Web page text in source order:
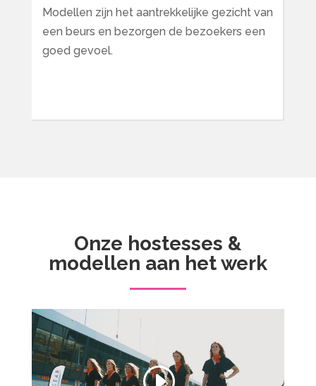
Modellen zijn het aantrekkelijke gezicht van
een beurs en bezorgen de bezoekers een
goed gevoel.
Onze hostesses &
modellen aan het werk